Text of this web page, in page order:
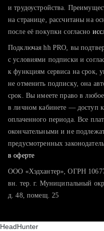
тратите много
хотите сравнить себя
и трудоустройства.
на странице, рассчитаны на
после её покупки согласно
Подключая hh PRO, вы
с условиями подписки и
к функциям сервиса на срок,
не отменить подписку, она
срок. Вы имеете право в
в личном кабинете — доступ
оплаченного периода. Все
окончательными и не
предусмотренных
в оферте
ООО «Хэдхантер», ОГРН
вн. тер. г. Муниципальный
д. 48, помещ. 25
HeadHunter